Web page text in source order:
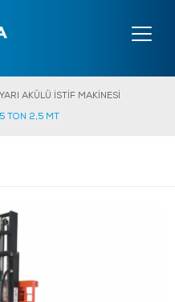
YARI AKÜLÜ İSTİF MAKİNESİ
TON 2,5 MT